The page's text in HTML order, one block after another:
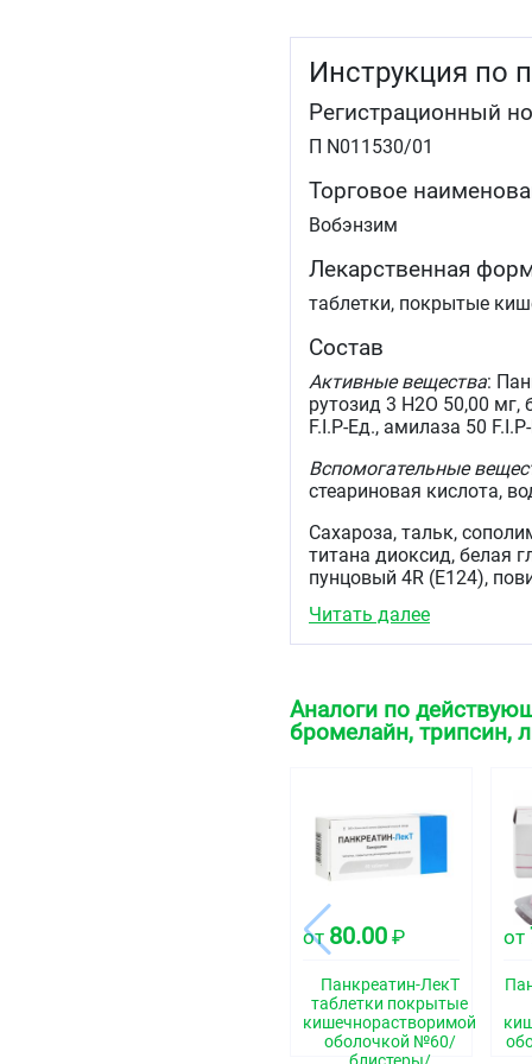
Инструкция по
Регистрационный
П N011530/01
Торговое
Вобэнзим
Лекарственная
таблетки, покрытые
Состав
Активные вещества:
рутозид 3 Н2O 50,00 мг,
F.I.P-Ед., амилаза 50
Вспомогательные
стеариновая кислота,
Сахароза, тальк,
титана диоксид, белая
пунцовый 4R (Е124),
Описание
запахом, окрашенные в
интенсивности окраски
цвета.
Иммуномодулирующее
Код АТХ
L03AX
Фармакологические
Фармакодинамика
ВОБЭНЗИМ
растительного и
Читать далее
Аналоги по
бромелайн, трипсин,
от 80.00 ₽
Панкреатин-ЛекТ
таблетки покрытые
кишечнорастворимой
оболочкой №60/
от